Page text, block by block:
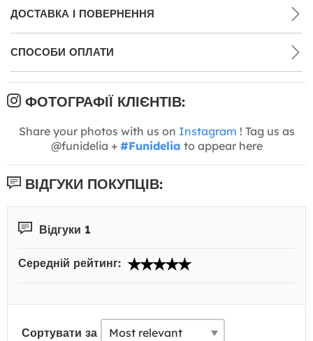
ДОСТАВКА І ПОВЕРНЕННЯ
СПОСОБИ ОПЛАТИ
ФОТОГРАФІЇ КЛІЄНТІВ:
Share your photos with us on Instagram ! Tag us as
@funidelia + #Funidelia to appear here
ВІДГУКИ ПОКУПЦІВ:
Відгуки 1
Середній рейтинг:
Сортувати за